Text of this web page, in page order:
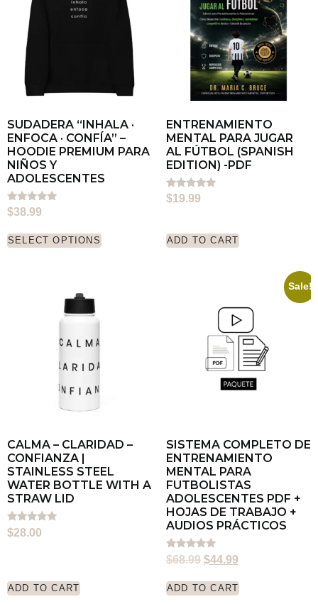
SUDADERA “INHALA ·
ENFOCA · CONFÍA” –
HOODIE PREMIUM PARA
NIÑOS Y
ADOLESCENTES
Rated
5.00
$38.99
SELECT OPTIONS
ENTRENAMIENTO
MENTAL PARA JUGAR
AL FÚTBOL (SPANISH
EDITION) -PDF
Rated
5.00
$19.99
ADD TO CART
CALMA – CLARIDAD –
CONFIANZA |
STAINLESS STEEL
WATER BOTTLE WITH A
STRAW LID
Rated
5.00
$28.00
ADD TO CART
Sale!
SISTEMA COMPLETO DE
ENTRENAMIENTO
MENTAL PARA
FUTBOLISTAS
ADOLESCENTES PDF +
HOJAS DE TRABAJO +
AUDIOS PRÁCTICOS
Rated
5.00
$68.99 $44.99
ADD TO CART